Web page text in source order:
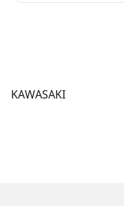
KAWASAKI